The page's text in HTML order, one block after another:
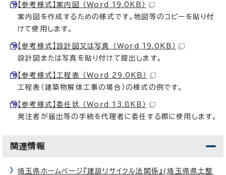
【参考様式】案内図 （Word 19.0KB）
案内図を作成するための様式です。地図等のコピーを貼り付
けて使用します。
【参考様式】設計図又は写真 （Word 19.0KB）
設計図または写真を貼り付けて提出します。
【参考様式】工程表 （Word 29.0KB）
工程表（建築物解体工事の場合）の様式の例です。
【参考様式】委任状 （Word 13.8KB）
発注者が届出等の手続を代理者に委任する際に使用します。
関連情報
埼玉県ホームページ『建設リサイクル法関係』(埼玉県県土整